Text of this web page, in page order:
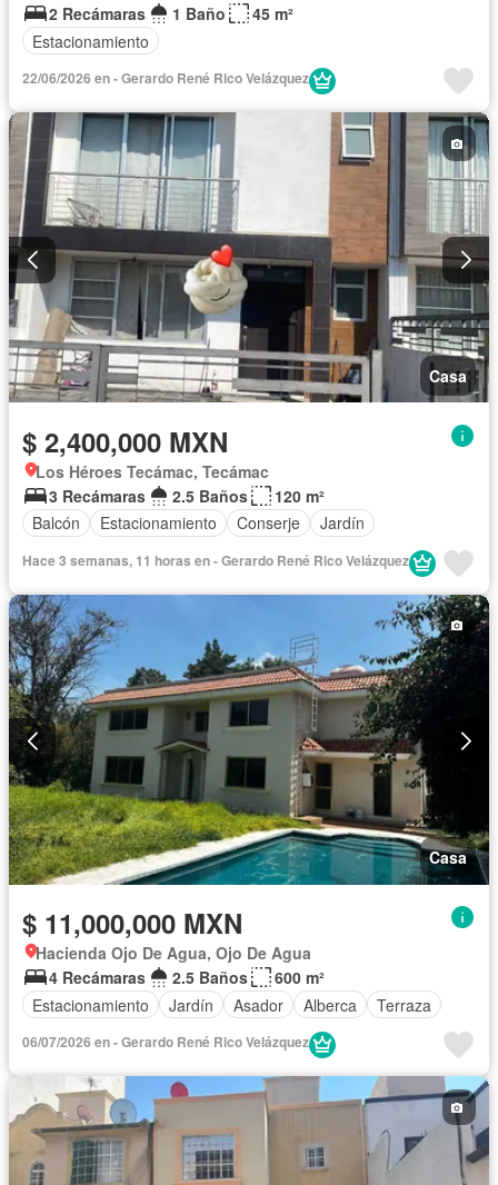
2 Recámaras
1 Baño
45 m²
Estacionamiento
22/06/2026 en - Gerardo René Rico Velázquez
Casa
$ 2,400,000 MXN
Los Héroes Tecámac, Tecámac
3 Recámaras
2.5 Baños
120 m²
Balcón
Estacionamiento Conserje Jardín
Hace 3 semanas, 11 horas en - Gerardo René Rico Velázquez
Casa
$ 11,000,000 MXN
Hacienda Ojo De Agua, Ojo De Agua
4 Recámaras
2.5 Baños
600 m²
Estacionamiento
Jardín Asador Alberca Terraza
06/07/2026 en - Gerardo René Rico Velázquez